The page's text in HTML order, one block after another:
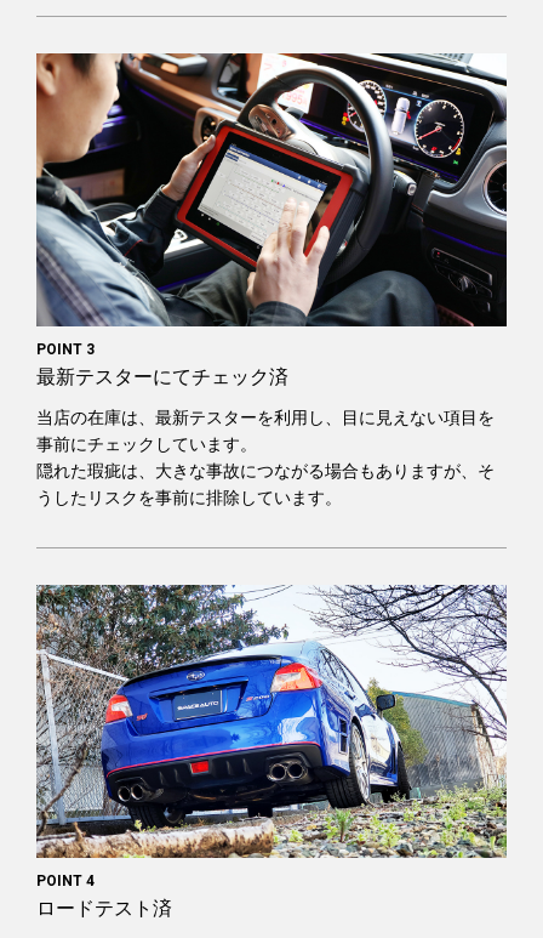
POINT 3
最新テスターにてチェック済
当店の在庫は、最新テスターを利用し、目に見えない項目を
事前にチェックしています。
隠れた瑕疵は、大きな事故につながる場合もありますが、そ
うしたリスクを事前に排除しています。
POINT 4
ロードテスト済